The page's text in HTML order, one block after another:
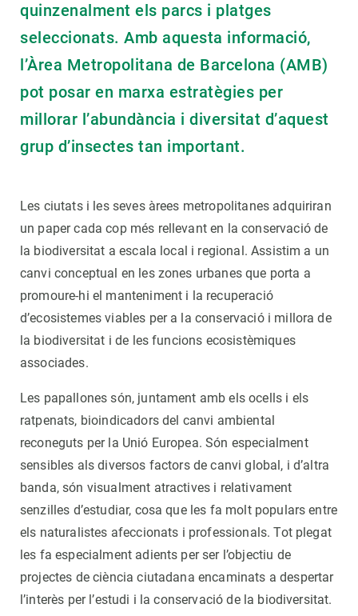
quinzenalment els parcs i platges
seleccionats. Amb aquesta informació,
l’Àrea Metropolitana de Barcelona (AMB)
pot posar en marxa estratègies per
millorar l’abundància i diversitat d’aquest
grup d’insectes tan important.
Les ciutats i les seves àrees metropolitanes adquiriran
un paper cada cop més rellevant en la conservació de
la biodiversitat a escala local i regional. Assistim a un
canvi conceptual en les zones urbanes que porta a
promoure-hi el manteniment i la recuperació
d’ecosistemes viables per a la conservació i millora de
la biodiversitat i de les funcions ecosistèmiques
associades.
Les papallones són, juntament amb els ocells i els
ratpenats, bioindicadors del canvi ambiental
reconeguts per la Unió Europea. Són especialment
sensibles als diversos factors de canvi global, i d’altra
banda, són visualment atractives i relativament
senzilles d’estudiar, cosa que les fa molt populars entre
els naturalistes afeccionats i professionals. Tot plegat
les fa especialment adients per ser l’objectiu de
projectes de ciència ciutadana encaminats a despertar
l’interès per l’estudi i la conservació de la biodiversitat.